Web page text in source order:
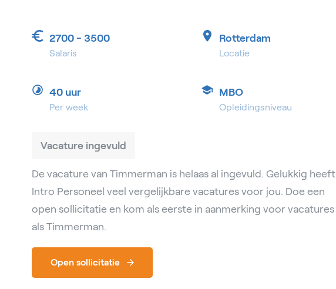
2700 - 3500
Salaris
Rotterdam
Locatie
40 uur
Per week
MBO
Opleidingsniveau
Vacature ingevuld
De vacature van Timmerman is helaas al ingevuld. Gelukkig heeft
Intro Personeel veel vergelijkbare vacatures voor jou. Doe een
open sollicitatie en kom als eerste in aanmerking voor vacatures
als Timmerman.
Open sollicitatie